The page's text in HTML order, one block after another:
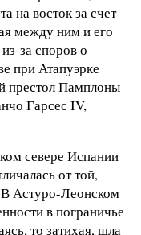
на восток за счет
между ним и его
за споров о
при Атапуэрке
престол Памплоны
Гарсес IV,
севере Испании
от той,
В Астуро-Леонском
в пограничье
то затихая, шла